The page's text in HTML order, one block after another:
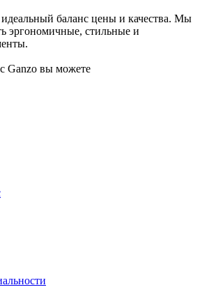
баланс цены и качества. Мы
эргономичные, стильные и
.
Ganzo вы можете